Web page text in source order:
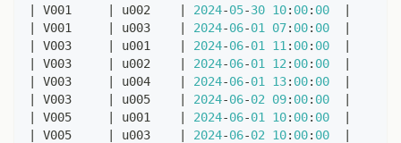
V001 u002 2024-05-30 10: 00: 00
V001 u003 2024-06-01 07: 00: 00
V003 u001 2024-06-01 11 : 00: 00
V003 u002 2024-06-01 12 : 00: 00
V003 u004 2024-06-01 13: 00: 00
V003 u005 2024-06-02 09: 00: 00
V005 u001 2024-06-01 10: 00: 00
V005 u003 2024-06-02 10: 00: 00